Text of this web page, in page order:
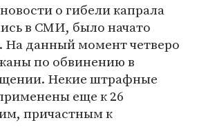
о гибели капрала
в СМИ, было начато
На данный момент четверо
по обвинению в
Некие штрафные
еще к 26
причастным к